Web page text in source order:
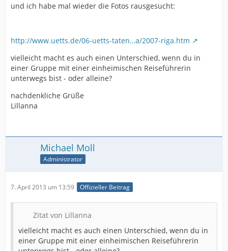
und ich habe mal wieder die Fotos rausgesucht:
http://www.uetts.de/06-uetts-taten…a/2007-riga.htm
vielleicht macht es auch einen Unterschied, wenn du in
einer Gruppe mit einer einheimischen Reiseführerin
unterwegs bist - oder alleine?
nachdenkliche Grüße
Lillanna
Michael Moll
Administrator
7. April 2013 um 13:59 Offizieller Beitrag
Zitat von Lillanna
vielleicht macht es auch einen Unterschied, wenn du in
einer Gruppe mit einer einheimischen Reiseführerin